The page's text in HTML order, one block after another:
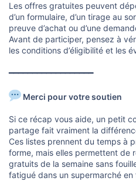
Les offres gratuites peuvent
d’un formulaire, d’un tirage au
preuve d’achat ou d’une
Avant de participer, pensez à
les conditions d’éligibilité et les
━━━━━━━━━━━━━━━━━━
Merci pour votre soutien
Si ce récap vous aide, un petit
partage fait vraiment la
Ces listes prennent du temps à
forme, mais elles permettent de
gratuits de la semaine sans
fatigué dans un supermarché en